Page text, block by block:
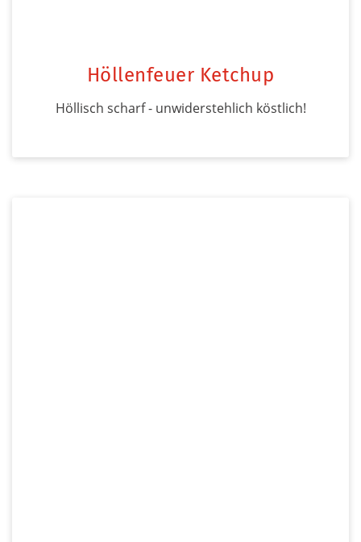
Höllenfeuer Ketchup
Höllisch scharf - unwiderstehlich köstlich!